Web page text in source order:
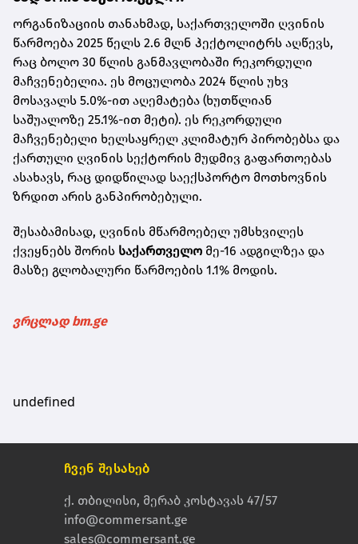
ორგანიზაციის თანახმად, საქართველოში ღვინის
წარმოება 2025 წელს 2.6 მლნ ჰექტოლიტრს აღწევს,
რაც ბოლო 30 წლის განმავლობაში რეკორდული
მაჩვენებელია. ეს მოცულობა 2024 წლის უხვ
მოსავალს 5.0%-ით აღემატება (ხუთწლიან
საშუალოზე 25.1%-ით მეტი). ეს რეკორდული
მაჩვენებელი ხელსაყრელ კლიმატურ პირობებსა და
ქართული ღვინის სექტორის მუდმივ გაფართოებას
ასახავს, რაც დიდწილად საექსპორტო მოთხოვნის
ზრდით არის განპირობებული.
შესაბამისად, ღვინის მწარმოებელ უმსხვილეს
ქვეყნებს შორის საქართველო მე-16 ადგილზეა და
მასზე გლობალური წარმოების 1.1% მოდის.
ვრცლად bm.ge
undefined
ჩვენ შესახებ
ქ. თბილისი, მერაბ კოსტავას 47/57
info@commersant.ge
sales@commersant.ge